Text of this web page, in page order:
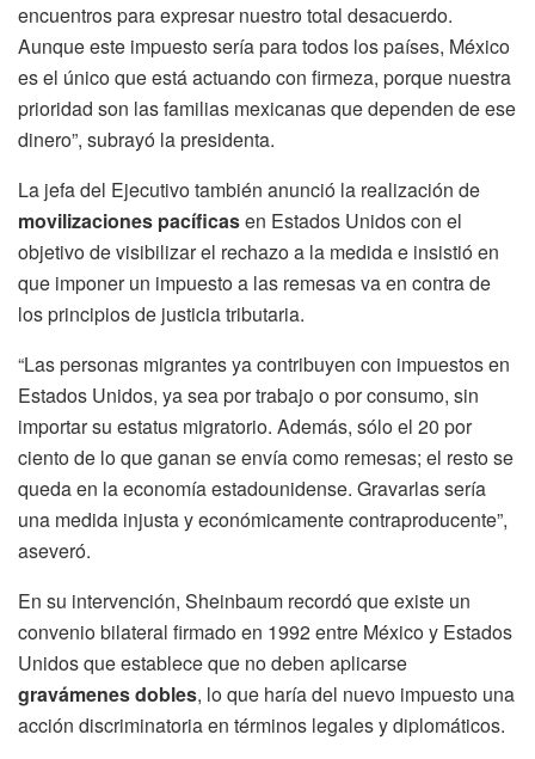
encuentros para expresar nuestro total desacuerdo.
Aunque este impuesto sería para todos los países, México
es el único que está actuando con firmeza, porque nuestra
prioridad son las familias mexicanas que dependen de ese
dinero”, subrayó la presidenta.
La jefa del Ejecutivo también anunció la realización de
movilizaciones pacíficasen Estados Unidos con el
objetivo de visibilizar el rechazo a la medida e insistió en
que imponer un impuesto a las remesas va en contra de
los principios de justicia tributaria.
“Las personas migrantes ya contribuyen con impuestos en
Estados Unidos, ya sea por trabajo o por consumo, sin
importar su estatus migratorio. Además, sólo el 20 por
ciento de lo que ganan se envía como remesas; el resto se
queda en la economía estadounidense. Gravarlas sería
una medida injusta y económicamente contraproducente”,
aseveró.
En su intervención, Sheinbaum recordó que existe un
convenio bilateral firmado en 1992 entre México y Estados
Unidos que establece que no deben aplicarse
gravámenes dobles, lo que haría del nuevo impuesto una
acción discriminatoria en términos legales y diplomáticos.